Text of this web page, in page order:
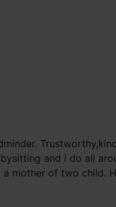
and i do all
mother of two child.